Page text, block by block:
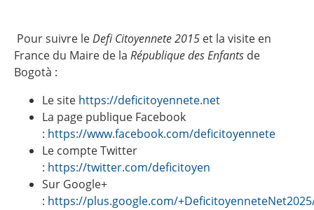
Pour suivre leDefi Citoyennete 2015 et la visite en
France du Maire de la République des Enfants de
Bogotà :
Le site https://deficitoyennete.net
La page publique Facebook
: https://www.facebook.com/deficitoyennete
Le compte Twitter
: https://twitter.com/deficitoyen
Sur Google+
: https://plus.google.com/